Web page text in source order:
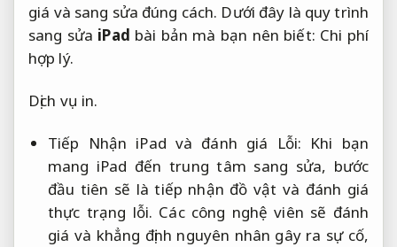
giá và sang sửa đúng cách. Dưới đây là quy trình
sang sửa iPad bài bản mà bạn nên biết: Chi phí
hợp lý.
Dịch vụ in.
Tiếp Nhận iPad và đánh giá Lỗi: Khi bạn
mang iPad đến trung tâm sang sửa, bước
đầu tiên sẽ là tiếp nhận đồ vật và đánh giá
thực trạng lỗi. Các công nghệ viên sẽ đánh
giá và khẳng định nguyên nhân gây ra sự cố,